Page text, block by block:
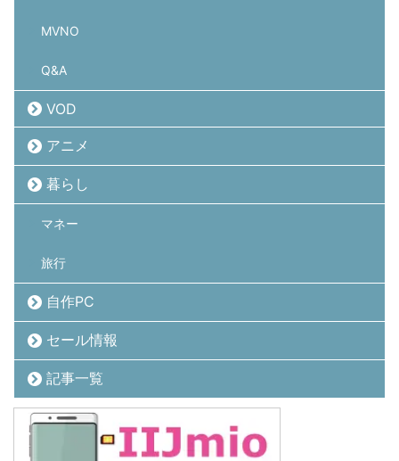
MVNO
Q&A
VOD
アニメ
暮らし
マネー
旅行
自作PC
セール情報
記事一覧